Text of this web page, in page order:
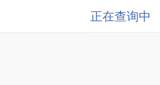
正在查询中